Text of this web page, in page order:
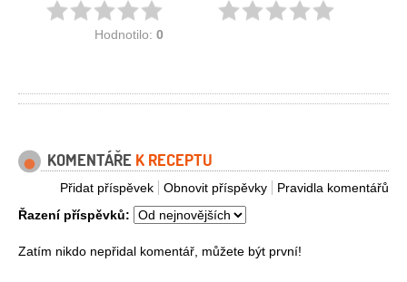
Hodnotilo: 0
KOMENTÁŘE K RECEPTU
Pravidla komentářů
Obnovit příspěvky
Přidat příspěvek
Řazení příspěvků:
Zatím nikdo nepřidal komentář, můžete být první!